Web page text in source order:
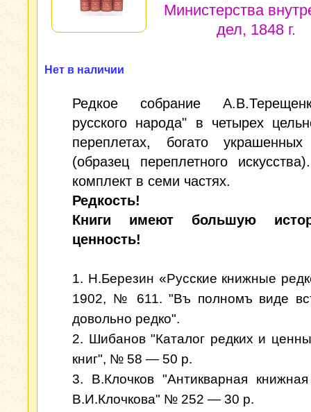
Министерства
дел, 1848 г.
Нет в наличии
Редкое собрание
русского народа" в четырех
переплетах, богато
(образец переплетного
комплект в семи частях.
Редкость!
Книги имеют большую
ценность!
1. Н.Березин «Русские книжные
1902, № 611. "Въ полномъ виде
довольно редко".
2. Шибанов "Каталог редких и
книг", № 58 — 50 р.
3. В.Клочков "Антикварная книжная
В.И.Клочкова" № 252 — 30 р.